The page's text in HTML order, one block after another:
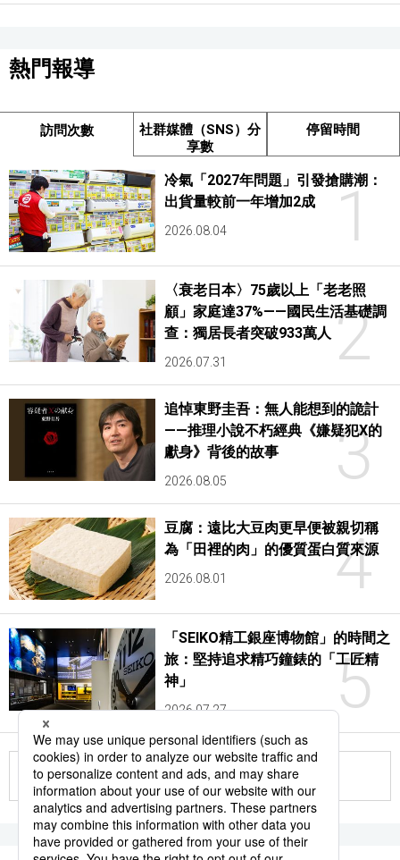
熱門報導
訪問次數
社群媒體（SNS）分
享數
停留時間
1
冷氣「2027年問題」引發搶購潮：
出貨量較前一年增加2成
2026.08.04
2
〈衰老日本〉75歲以上「老老照
顧」家庭達37%——國民生活基礎調
查：獨居長者突破933萬人
2026.07.31
3
追悼東野圭吾：無人能想到的詭計
——推理小說不朽經典《嫌疑犯X的
獻身》背後的故事
2026.08.05
4
豆腐：遠比大豆肉更早便被親切稱
為「田裡的肉」的優質蛋白質來源
2026.08.01
5
「SEIKO精工銀座博物館」的時間之
旅：堅持追求精巧鐘錶的「工匠精
神」
2026.07.27
更多